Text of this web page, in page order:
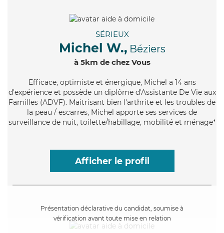
SÉRIEUX
Michel W., Béziers
à 5km de chez Vous
Efficace, optimiste et énergique, Michel a 14 ans
d'expérience et possède un diplôme d'Assistante De Vie aux
Familles (ADVF). Maitrisant bien l'arthrite et les troubles de
la peau / escarres, Michel apporte ses services de
surveillance de nuit, toilette/habillage, mobilité et ménage*
Afficher le profil
Présentation déclarative du candidat, soumise à
vérification avant toute mise en relation